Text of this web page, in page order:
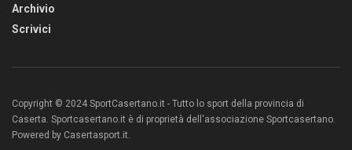
Archivio
Scrivici
Copyright © 2024 SportCasertano.it - Tutto lo sport della provincia di
Caserta. Sportcasertano.it è di proprietà dell'associazione Sportcasertano.
Powered by Casertasport.it.